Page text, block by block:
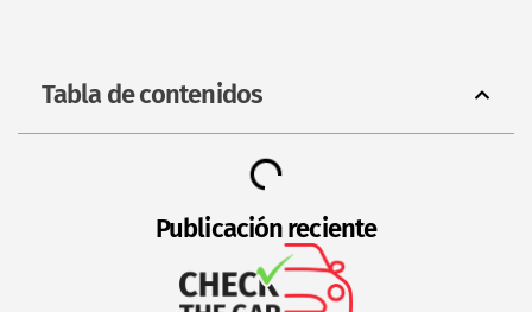
Tabla de contenidos
Publicación reciente